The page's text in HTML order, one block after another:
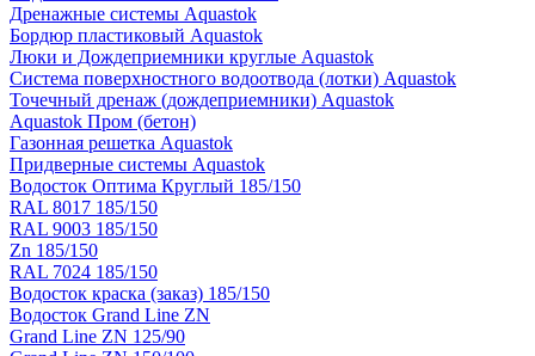
Дренажные системы Aquastok
Бордюр пластиковый Aquastok
Люки и Дождеприемники круглые Aquastok
Система поверхностного водоотвода (лотки) Aquastok
Точечный дренаж (дождеприемники) Aquastok
Aquastok Пром (бетон)
Газонная решетка Aquastok
Придверные системы Aquastok
Водосток Оптима Круглый 185/150
RAL 8017 185/150
RAL 9003 185/150
Zn 185/150
RAL 7024 185/150
Водосток краска (заказ) 185/150
Водосток Grand Line ZN
Grand Line ZN 125/90